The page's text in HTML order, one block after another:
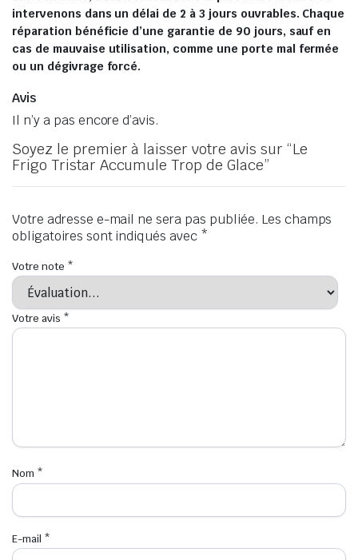
intervenons dans un délai de 2 à 3 jours ouvrables. Chaque
réparation bénéficie d’une garantie de 90 jours, sauf en
cas de mauvaise utilisation, comme une porte mal fermée
ou un dégivrage forcé.
Avis
Il n’y a pas encore d’avis.
Soyez le premier à laisser votre avis sur “Le
Frigo Tristar Accumule Trop de Glace”
Votre adresse e-mail ne sera pas publiée. Les champs
obligatoires sont indiqués avec *
Votre note *
Votre avis *
Nom *
E-mail *